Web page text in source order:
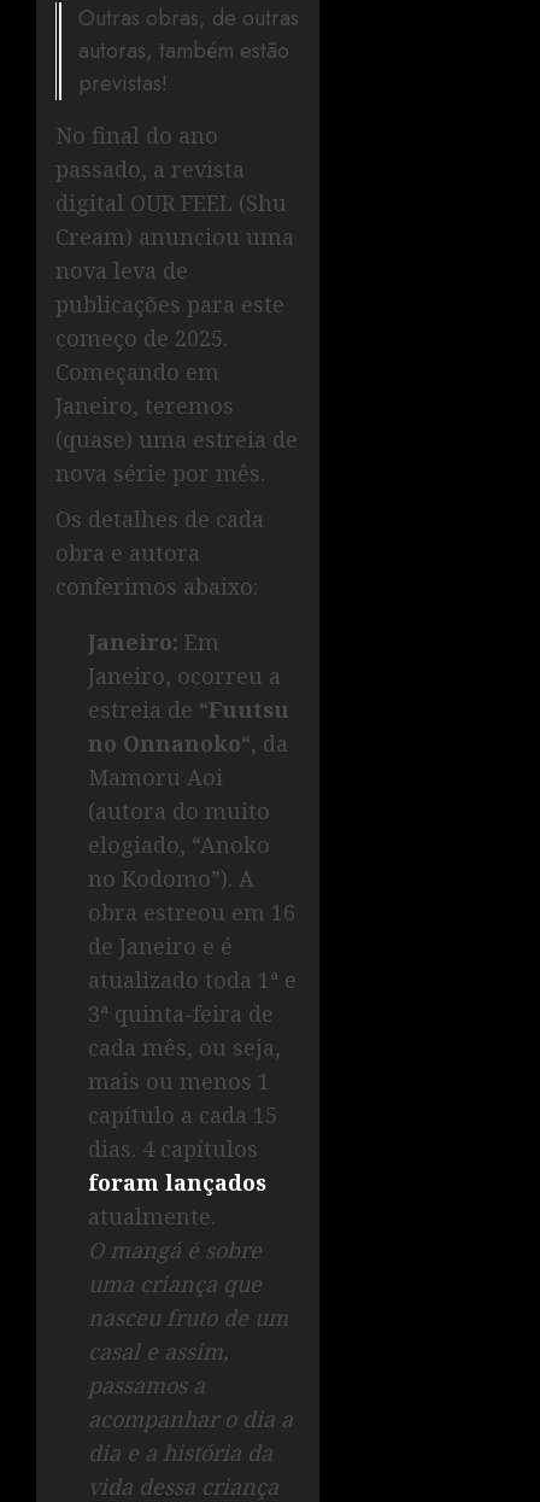
Outras obras, de outras
autoras, também estão
previstas!
No final do ano
passado, a revista
digital OUR FEEL (Shu
Cream) anunciou uma
nova leva de
publicações para este
começo de 2025.
Começando em
Janeiro, teremos
(quase) uma estreia de
nova série por mês.
Os detalhes de cada
obra e autora
conferimos abaixo:
Janeiro: Em
Janeiro, ocorreu a
estreia de “Fuutsu
no Onnanoko“, da
Mamoru Aoi
(autora do muito
elogiado, “Anoko
no Kodomo”). A
obra estreou em 16
de Janeiro e é
atualizado toda 1ª e
3ª quinta-feira de
cada mês, ou seja,
mais ou menos 1
capítulo a cada 15
dias. 4 capítulos
foram lançados
atualmente.
O mangá é sobre
uma criança que
nasceu fruto de um
casal e assim,
passamos a
acompanhar o dia a
dia e a história da
vida dessa criança